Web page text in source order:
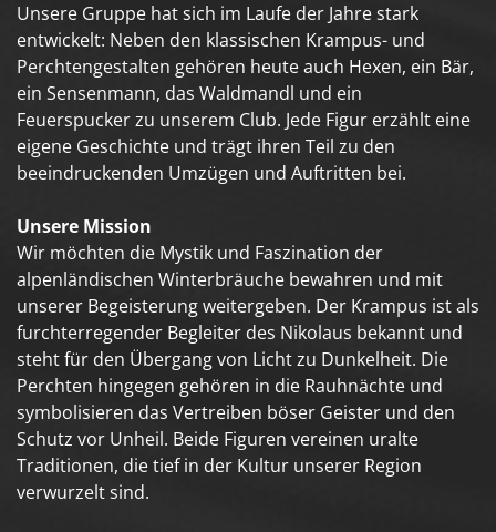
Unsere Gruppe hat sich im Laufe der Jahre stark
entwickelt: Neben den klassischen Krampus- und
Perchtengestalten gehören heute auch Hexen, ein Bär,
ein Sensenmann, das Waldmandl und ein
Feuerspucker zu unserem Club. Jede Figur erzählt eine
eigene Geschichte und trägt ihren Teil zu den
beeindruckenden Umzügen und Auftritten bei.
Unsere Mission
Wir möchten die Mystik und Faszination der
alpenländischen Winterbräuche bewahren und mit
unserer Begeisterung weitergeben. Der Krampus ist als
furchterregender Begleiter des Nikolaus bekannt und
steht für den Übergang von Licht zu Dunkelheit. Die
Perchten hingegen gehören in die Rauhnächte und
symbolisieren das Vertreiben böser Geister und den
Schutz vor Unheil. Beide Figuren vereinen uralte
Traditionen, die tief in der Kultur unserer Region
verwurzelt sind.